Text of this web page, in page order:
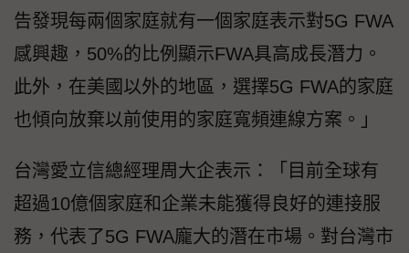
告發現每兩個家庭就有一個家庭表示對5G FWA
感興趣，50%的比例顯示FWA具高成長潛力。
此外，在美國以外的地區，選擇5G FWA的家庭
也傾向放棄以前使用的家庭寬頻連線方案。」
台灣愛立信總經理周大企表示：「目前全球有
超過10億個家庭和企業未能獲得良好的連接服
務，代表了5G FWA龐大的潛在市場。對台灣市